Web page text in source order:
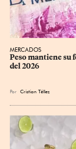
MERCADOS
Peso mantiene su
del 2026
Por Cristian Téllez